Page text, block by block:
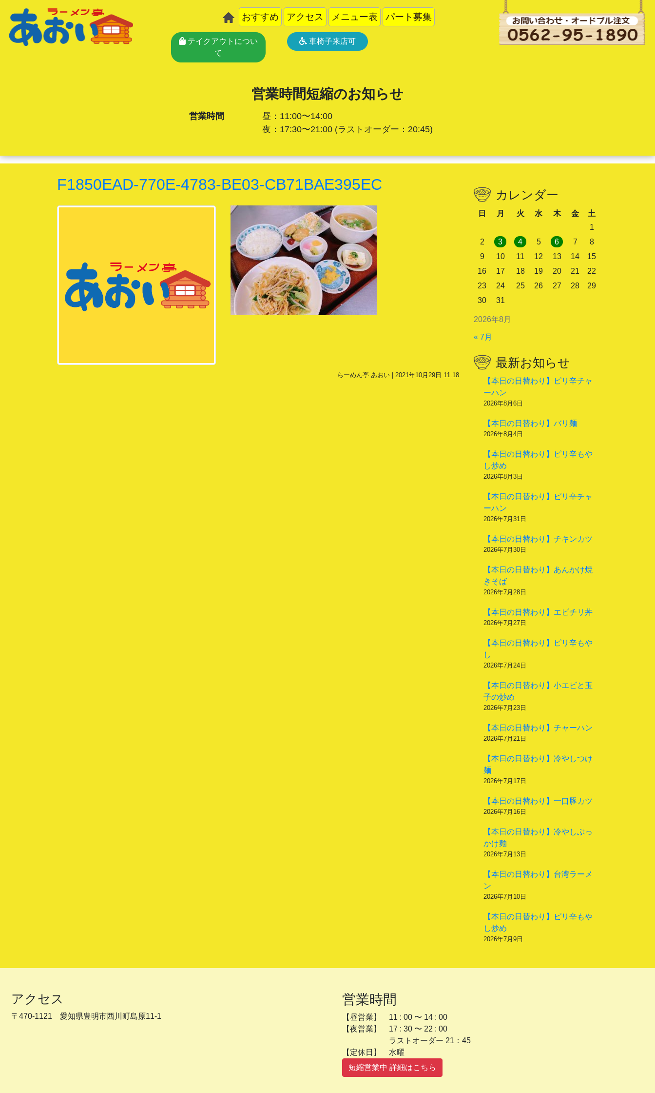
おすすめ アクセス メニュー表 パート募集
テイクアウトについ
て
車椅子来店可
営業時間短縮のお知らせ
営業時間
昼：11:00〜14:00
夜：17:30〜21:00(ラストオーダー：20:45)
F1850EAD-770E-4783-BE03-CB71BAE395EC
らーめん亭 あおい | 2021年10月29日 11:18
カレンダー
2026年8月
日 月 火 水 木 金
土
1
2
3 4 5 6 7
8
9
10 11 12 13 14
15
16
17 18 19 20 21
22
23
24 25 26 27 28
29
30
31
« 7月
最新お知らせ
【本日の日替わり】ピリ辛チャ
ーハン
2026年8月6日
【本日の日替わり】バリ麺
2026年8月4日
【本日の日替わり】ピリ辛もや
し炒め
2026年8月3日
【本日の日替わり】ピリ辛チャ
ーハン
2026年7月31日
【本日の日替わり】チキンカツ
2026年7月30日
【本日の日替わり】あんかけ焼
きそば
2026年7月28日
【本日の日替わり】エビチリ丼
2026年7月27日
【本日の日替わり】ピリ辛もや
し
2026年7月24日
【本日の日替わり】小エビと玉
子の炒め
2026年7月23日
【本日の日替わり】チャーハン
2026年7月21日
【本日の日替わり】冷やしつけ
麺
2026年7月17日
【本日の日替わり】一口豚カツ
2026年7月16日
【本日の日替わり】冷やしぶっ
かけ麺
2026年7月13日
【本日の日替わり】台湾ラーメ
ン
2026年7月10日
【本日の日替わり】ピリ辛もや
し炒め
2026年7月9日
アクセス
〒470-1121 愛知県豊明市西川町島原11-1
営業時間
【昼営業】 11 : 00 〜 14 : 00
【夜営業】 17 : 30 〜 22 : 00
ラストオーダー 21：45
【定休日】 水曜
短縮営業中 詳細はこちら